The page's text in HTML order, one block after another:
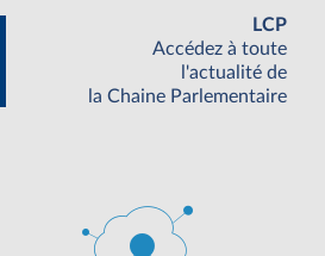
LCP
Accédez à toute
l'actualité de
la Chaine Parlementaire